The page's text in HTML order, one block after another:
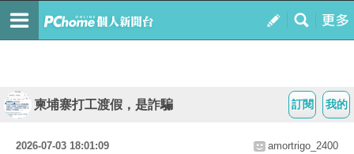
我的
訂閱
柬埔寨打工渡假，是詐騙
2026-07-03 18:01:09 amortrigo_2400